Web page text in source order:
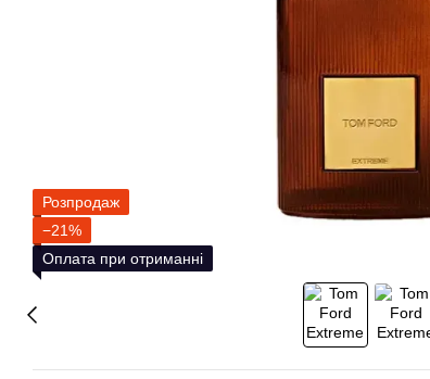
Розпродаж
−21%
Оплата при отриманні